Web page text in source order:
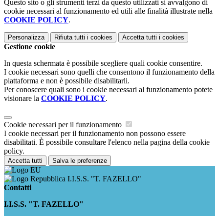
Questo sito o gli strumenti terzi da questo utilizzati si avvalgono di
cookie necessari al funzionamento ed utili alle finalità illustrate nella
COOKIE POLICY.
Personalizza Rifiuta tutti i cookies Accetta tutti i cookies
Gestione cookie
In questa schermata è possibile scegliere quali cookie consentire.
I cookie necessari sono quelli che consentono il funzionamento della
piattaforma e non è possibile disabilitarli.
Per conoscere quali sono i cookie necessari al funzionamento potete
visionare la COOKIE POLICY.
Cookie necessari per il funzionamento
I cookie necessari per il funzionamento non possono essere
disabilitati. È possibile consultare l'elenco nella pagina della cookie
policy.
Accetta tutti Salva le preferenze
I.I.S.S. "T. FAZELLO"
Contatti
I.I.S.S. "T. FAZELLO"